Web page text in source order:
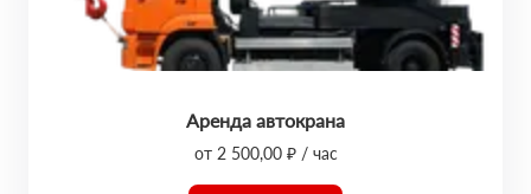
Аренда автокрана
от 2 500,00 ₽ / час